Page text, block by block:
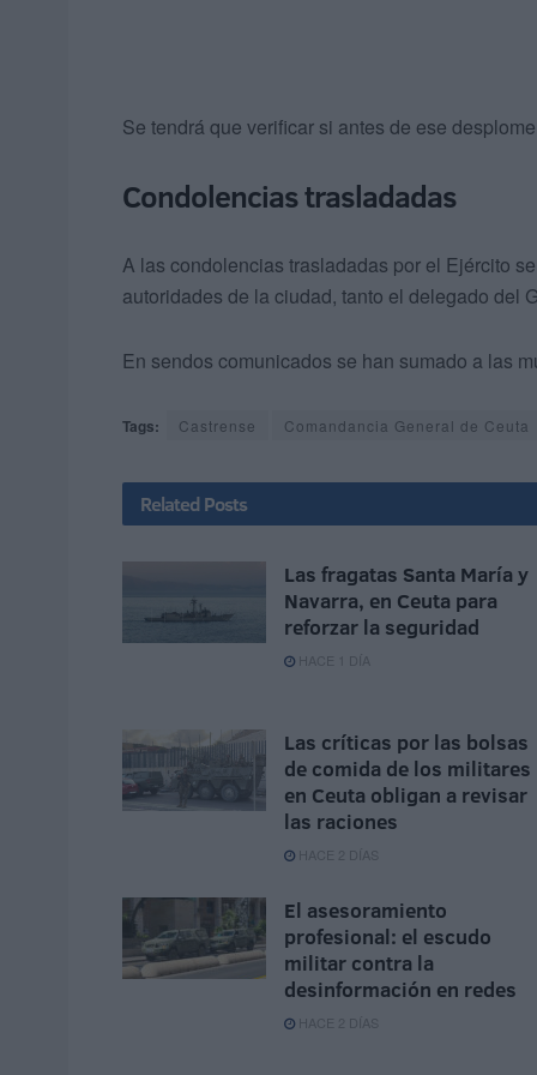
Se tendrá que verificar si antes de ese
Condolencias trasladadas
A las condolencias trasladadas por el Ejército
autoridades de la ciudad, tanto el delegado del
En sendos comunicados se han sumado a las
Tags: Castrense Comandancia General de Ceuta
Related Posts
Las fragatas Santa María y
Navarra, en Ceuta para
reforzar la seguridad
HACE 1 DÍA
Las críticas por las bolsas
de comida de los militares
en Ceuta obligan a revisar
las raciones
HACE 2 DÍAS
El asesoramiento
profesional: el escudo
militar contra la
desinformación en redes
HACE 2 DÍAS